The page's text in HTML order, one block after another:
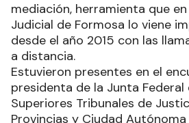
mediación, herramienta que
Judicial de Formosa lo viene
desde el año 2015 con las
a distancia.
Estuvieron presentes en el
presidenta de la Junta
Superiores Tribunales de
Provincias y Ciudad Autónoma